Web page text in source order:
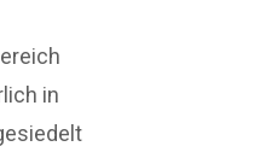
in